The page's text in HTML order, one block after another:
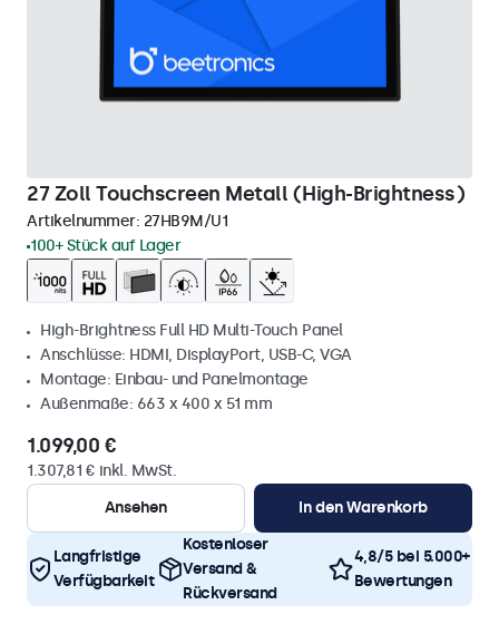
27 Zoll Touchscreen Metall (High-Brightness)
Artikelnummer: 27HB9M/U1
100+ Stück auf Lager
High-Brightness Full HD Multi-Touch Panel
Anschlüsse: HDMI, DisplayPort, USB-C, VGA
Montage: Einbau- und Panelmontage
Außenmaße: 663 x 400 x 51 mm
1.099,00 €
1.307,81 € inkl. MwSt.
Ansehen
In den Warenkorb
Langfristige
Verfügbarkeit
Kostenloser
Versand &
Rückversand
4,8/5 bei 5.000+
Bewertungen